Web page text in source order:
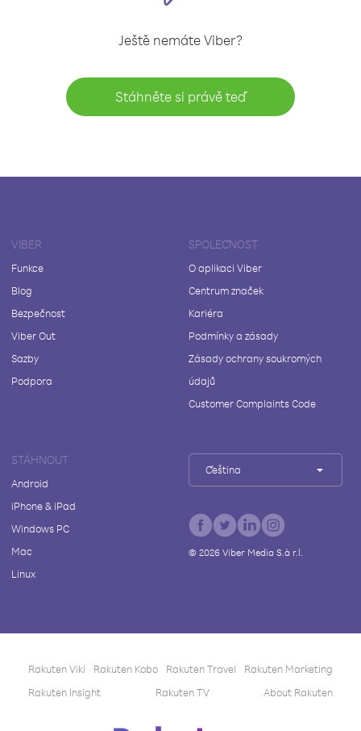
Ještě nemáte Viber?
Stáhněte si právě teď
VIBER
Funkce
Blog
Bezpečnost
Viber Out
Sazby
Podpora
SPOLEČNOST
O aplikaci Viber
Centrum značek
Kariéra
Podmínky a zásady
Zásady ochrany soukromých
údajů
Customer Complaints Code
STÁHNOUT
Android
iPhone & iPad
Windows PC
Mac
Linux
Čeština
© 2026Viber Media S.à r.l.
Rakuten Viki Rakuten Kobo Rakuten Travel
Rakuten Marketing
Rakuten Insight
Rakuten TV About Rakuten